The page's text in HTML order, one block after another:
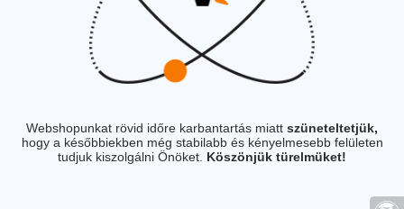
Webshopunkat rövid időre karbantartás miatt szüneteltetjük,
hogy a későbbiekben még stabilabb és kényelmesebb felületen
tudjuk kiszolgálni Önöket. Köszönjük türelmüket!